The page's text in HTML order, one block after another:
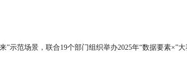
示范场景，联合19个部门组织举办2025年“数据要素×”大